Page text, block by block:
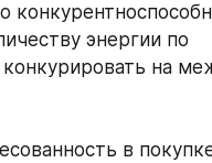
энергии по
на
в